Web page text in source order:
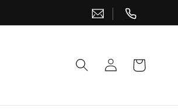
EinloggenWarenkorb